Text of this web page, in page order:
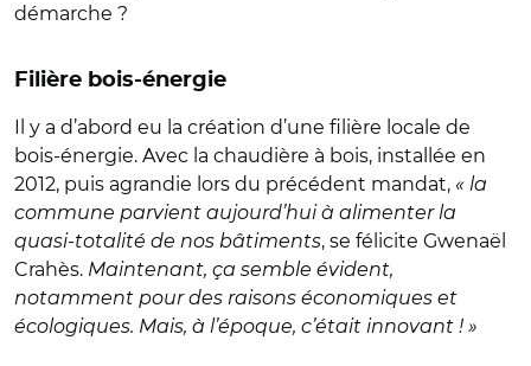
démarche ?
Filière bois-énergie
Il y a d’abord eu la création d’une filière locale de
bois-énergie. Avec la chaudière à bois, installée en
2012, puis agrandie lors du précédent mandat, « la
commune parvient aujourd’hui à alimenter la
quasi-totalité de nos bâtiments, se félicite Gwenaël
Crahès. Maintenant, ça semble évident,
notamment pour des raisons économiques et
écologiques. Mais, à l’époque, c’était innovant ! »